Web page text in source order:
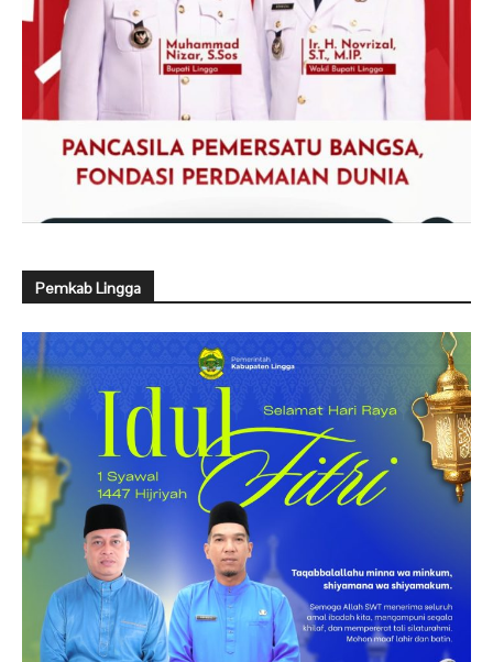
Pemkab Lingga